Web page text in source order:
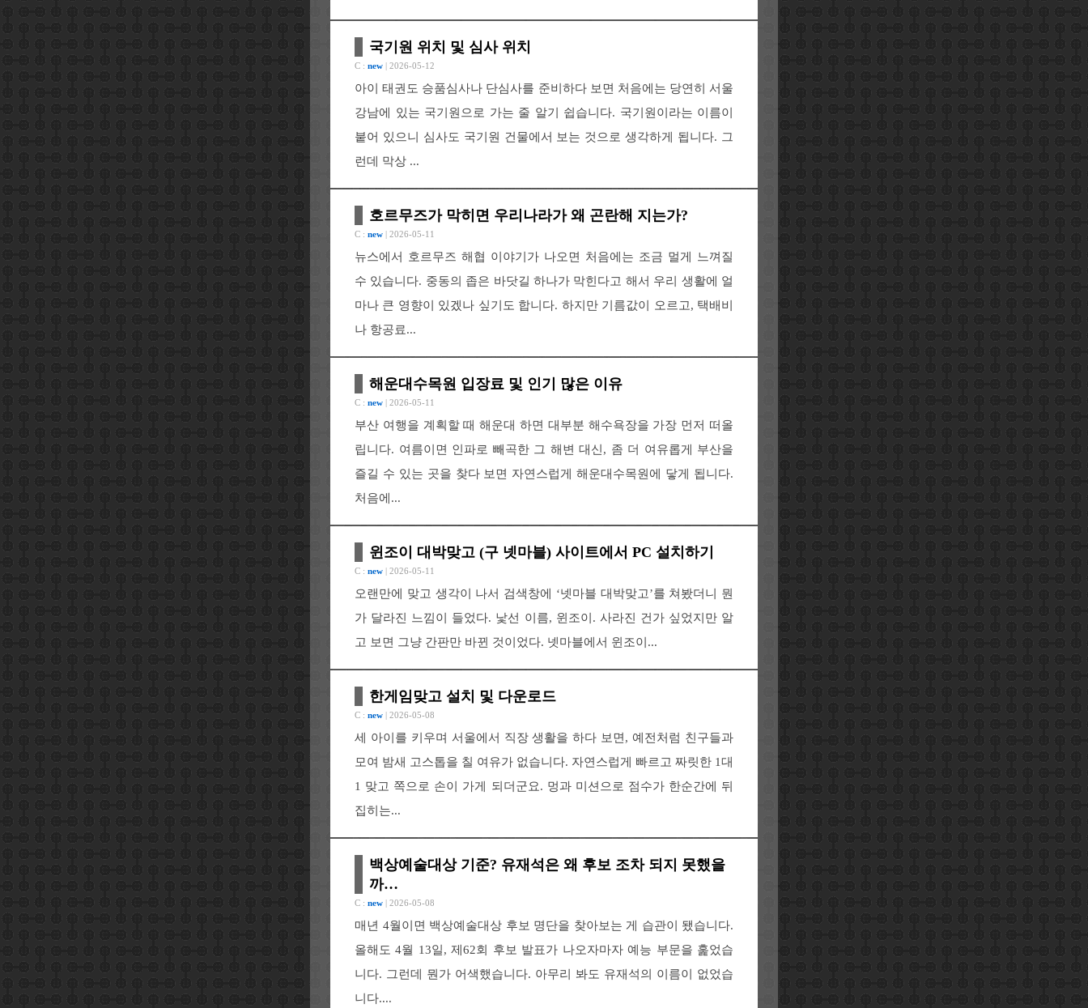
국기원 위치 및 심사 위치
C : new | 2026-05-12
아이 태권도 승품심사나 단심사를 준비하다 보면 처음에는 당연히 서울
강남에 있는 국기원으로 가는 줄 알기 쉽습니다. 국기원이라는 이름이
붙어 있으니 심사도 국기원 건물에서 보는 것으로 생각하게 됩니다. 그
런데 막상 ...
호르무즈가 막히면 우리나라가 왜 곤란해 지는가?
C : new | 2026-05-11
뉴스에서 호르무즈 해협 이야기가 나오면 처음에는 조금 멀게 느껴질
수 있습니다. 중동의 좁은 바닷길 하나가 막힌다고 해서 우리 생활에 얼
마나 큰 영향이 있겠나 싶기도 합니다. 하지만 기름값이 오르고, 택배비
나 항공료...
해운대수목원 입장료 및 인기 많은 이유
C : new | 2026-05-11
부산 여행을 계획할 때 해운대 하면 대부분 해수욕장을 가장 먼저 떠올
립니다. 여름이면 인파로 빼곡한 그 해변 대신, 좀 더 여유롭게 부산을
즐길 수 있는 곳을 찾다 보면 자연스럽게 해운대수목원에 닿게 됩니다.
처음에...
윈조이 대박맞고 (구 넷마블) 사이트에서 PC 설치하기
C : new | 2026-05-11
오랜만에 맞고 생각이 나서 검색창에 ‘넷마블 대박맞고’를 쳐봤더니 뭔
가 달라진 느낌이 들었다. 낯선 이름, 윈조이. 사라진 건가 싶었지만 알
고 보면 그냥 간판만 바뀐 것이었다. 넷마블에서 윈조이...
한게임맞고 설치 및 다운로드
C : new | 2026-05-08
세 아이를 키우며 서울에서 직장 생활을 하다 보면, 예전처럼 친구들과
모여 밤새 고스톱을 칠 여유가 없습니다. 자연스럽게 빠르고 짜릿한 1대
1 맞고 쪽으로 손이 가게 되더군요. 멍과 미션으로 점수가 한순간에 뒤
집히는...
백상예술대상 기준? 유재석은 왜 후보 조차 되지 못했을
까…
C : new | 2026-05-08
매년 4월이면 백상예술대상 후보 명단을 찾아보는 게 습관이 됐습니다.
올해도 4월 13일, 제62회 후보 발표가 나오자마자 예능 부문을 훑었습
니다. 그런데 뭔가 어색했습니다. 아무리 봐도 유재석의 이름이 없었습
니다....